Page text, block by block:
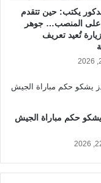
يكتب: حين تتقدم
على المنصب… جوهر
تُعيد تعريف
يشكو حكم مباراة الجيش